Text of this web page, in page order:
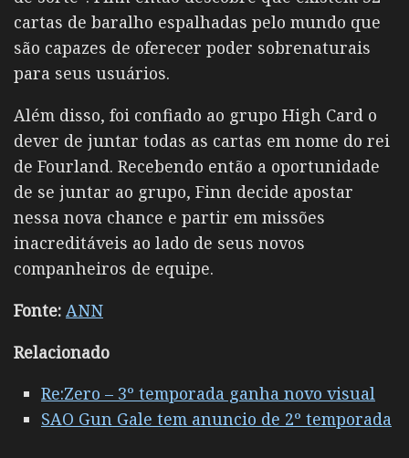
cartas de baralho espalhadas pelo mundo que
são capazes de oferecer poder sobrenaturais
para seus usuários.
Além disso, foi confiado ao grupo High Card o
dever de juntar todas as cartas em nome do rei
de Fourland. Recebendo então a oportunidade
de se juntar ao grupo, Finn decide apostar
nessa nova chance e partir em missões
inacreditáveis ao lado de seus novos
companheiros de equipe.
Fonte: ANN
Relacionado
Re:Zero – 3º temporada ganha novo visual
SAO Gun Gale tem anuncio de 2º temporada